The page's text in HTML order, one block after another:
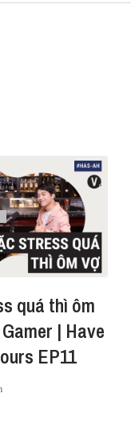
các podcast của
► Android:
● Twitter:
quá thì ôm
| Have
EP11